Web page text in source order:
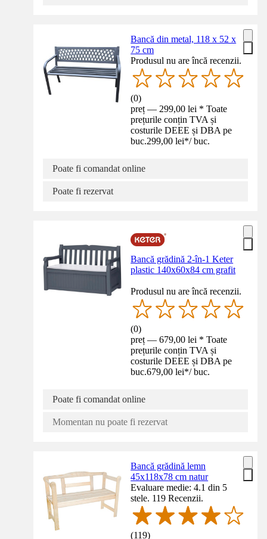
Bancă din metal, 118 x 52 x
75 cm
Produsul nu are încă recenzii.
(0)
preț — 299,00 lei * Toate
prețurile conțin TVA și
costurile DEEE și DBA pe
buc.299,00 lei*/ buc.
Poate fi comandat online
Poate fi rezervat
Bancă grădină 2-în-1 Keter
plastic 140x60x84 cm grafit
Produsul nu are încă recenzii.
(0)
preț — 679,00 lei * Toate
prețurile conțin TVA și
costurile DEEE și DBA pe
buc.679,00 lei*/ buc.
Poate fi comandat online
Momentan nu poate fi rezervat
Bancă grădină lemn
45x118x78 cm natur
Evaluare medie: 4.1 din 5
stele. 119 Recenzii.
(119)